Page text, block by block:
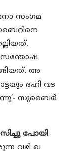
സംഗമ
സന്തോഷ
അ
ദഹി വട
സുബൈര്‍
പോയി
വഴി ഖ